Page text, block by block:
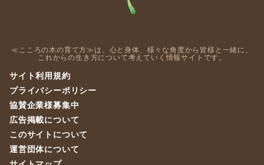
≪こころの木の育て方≫は、心と身体、様々な角度から皆様と一緒に、
これからの生き方について考えていく情報サイトです。
サイト利用規約
プライバシーポリシー
協賛企業様募集中
広告掲載について
このサイトについて
運営団体について